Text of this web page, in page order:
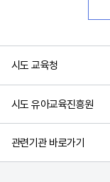
시도 교육청
시도 유아교육진흥원
관련기관 바로가기